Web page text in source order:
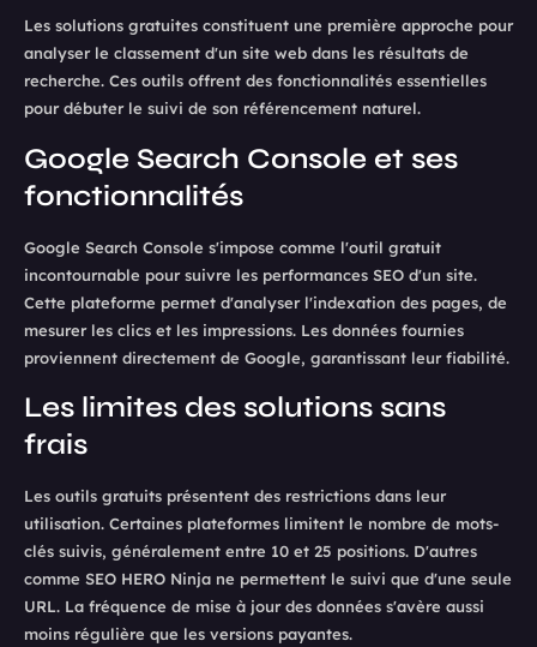
Les solutions gratuites constituent une première approche pour
analyser le classement d'un site web dans les résultats de
recherche. Ces outils offrent des fonctionnalités essentielles
pour débuter le suivi de son référencement naturel.
Google Search Console et ses
fonctionnalités
Google Search Console s'impose comme l'outil gratuit
incontournable pour suivre les performances SEO d'un site.
Cette plateforme permet d'analyser l'indexation des pages, de
mesurer les clics et les impressions. Les données fournies
proviennent directement de Google, garantissant leur fiabilité.
Les limites des solutions sans
frais
Les outils gratuits présentent des restrictions dans leur
utilisation. Certaines plateformes limitent le nombre de mots-
clés suivis, généralement entre 10 et 25 positions. D'autres
comme SEO HERO Ninja ne permettent le suivi que d'une seule
URL. La fréquence de mise à jour des données s'avère aussi
moins régulière que les versions payantes.